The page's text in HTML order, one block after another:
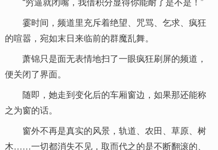
霎时间，频道里充斥着绝望、咒骂、乞求、疯狂
的喧嚣，宛如末日来临前的群魔乱舞。
萧锦只是面无表情地扫了一眼疯狂刷屏的频道，
便关闭了界面。
随即，她走到变化后的车厢窗边，如果那还能称
之为窗的话。
窗外不再是真实的风景，轨道、农田、草原、树
木……一切都消失不见，取而代之的是不断翻滚的、